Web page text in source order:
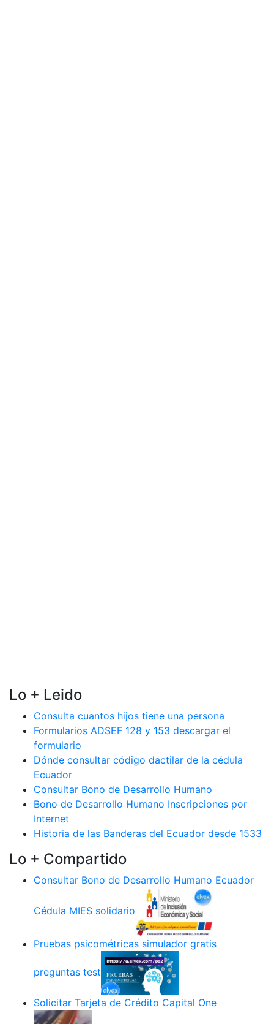
Lo + Leido
Consulta cuantos hijos tiene una persona
Formularios ADSEF 128 y 153 descargar el
formulario
Dónde consultar código dactilar de la cédula
Ecuador
Consultar Bono de Desarrollo Humano
Bono de Desarrollo Humano Inscripciones por
Internet
Historia de las Banderas del Ecuador desde 1533
Lo + Compartido
Consultar Bono de Desarrollo Humano Ecuador
Cédula MIES solidario
Pruebas psicométricas simulador gratis
preguntas test
Solicitar Tarjeta de Crédito Capital One